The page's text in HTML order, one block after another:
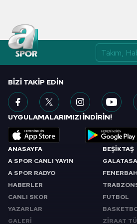
ANASAYFA
A SPOR CANLI YAYIN
A SPOR RADYO
HABERLER
CANLI SKOR
YAZARLAR
GALERİ
BEŞİKTAŞ
FUTBOL
ZİRAAT
BIZI TAKIP EDIN
UYGULAMALARIMIZI İNDİRİN!